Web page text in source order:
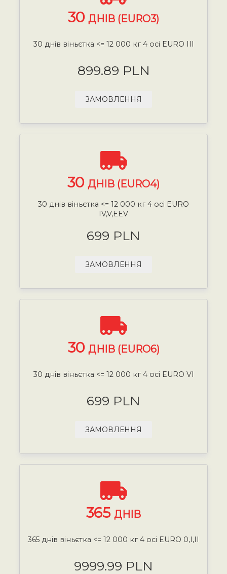
30 ДНІВ (EURO3)
30 днів віньєтка <= 12 000 кг 4 осі EURO III
899.89 PLN
ЗАМОВЛЕННЯ
30 ДНІВ (EURO4)
30 днів віньєтка <= 12 000 кг 4 осі EURO
IV,V,EEV
699 PLN
ЗАМОВЛЕННЯ
30 ДНІВ (EURO6)
30 днів віньєтка <= 12 000 кг 4 осі EURO VI
699 PLN
ЗАМОВЛЕННЯ
365 ДНІВ
365 днів віньєтка <= 12 000 кг 4 осі EURO 0,I,II
9999.99 PLN